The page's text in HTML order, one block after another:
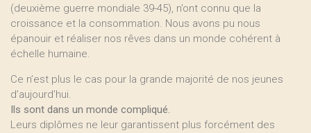
(deuxième guerre mondiale 39-45), n’ont connu que la
croissance et la consommation. Nous avons pu nous
épanouir et réaliser nos rêves dans un monde cohérent à
échelle humaine.
Ce n’est plus le cas pour la grande majorité de nos jeunes
d’aujourd’hui.
Ils sont dans un monde compliqué.
Leurs diplômes ne leur garantissent plus forcément des